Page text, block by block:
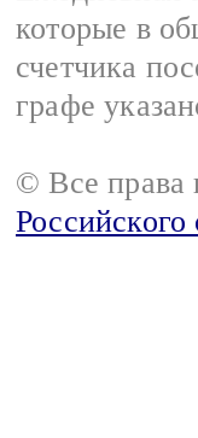
которые в
счетчика
графе
© Все права
Российского